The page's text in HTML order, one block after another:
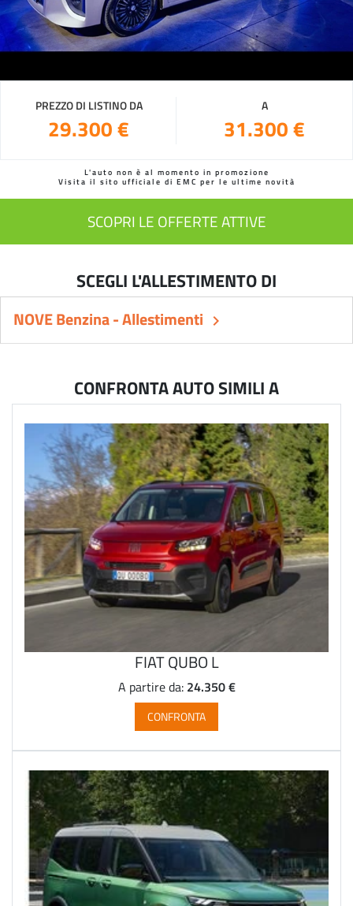
PREZZO DI LISTINO DA
29.300 €
A
31.300 €
L'auto non è al momento in promozione
Visita il sito ufficiale di EMC per le ultime novità
SCOPRI LE OFFERTE ATTIVE
SCEGLI L'ALLESTIMENTO DI
NOVE Benzina - Allestimenti keyboard_arrow_right
CONFRONTA AUTO SIMILI A
FIAT QUBO L
A partire da: 24.350 €
CONFRONTA